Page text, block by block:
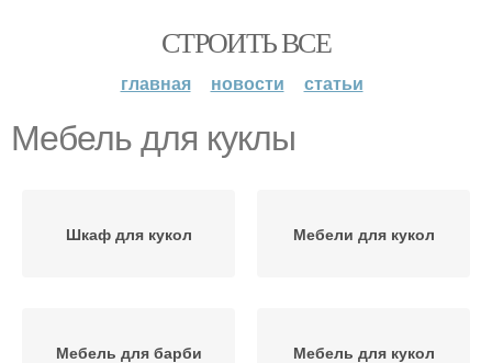
СТРОИТЬ ВСЕ
главная новости статьи
Мебель для куклы
Шкаф для кукол Мебели для кукол
Мебель для барби Мебель для кукол